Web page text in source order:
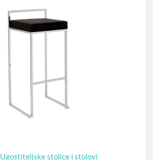
Ugostiteljske stolice i stolovi